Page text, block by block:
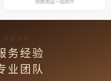
殡葬用品一站购齐
需定制
务经验
业团队